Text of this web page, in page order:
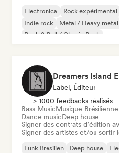
Electronica Rock expérimental
Indie rock
Metal / Heavy metal
Rock & Roll / Classic Rock
Dreamers Island
Label, Éditeur
> 1000 feedbacks réalisés
Bass MusicMusique Brésilienne
Dance musicDeep house
Signer des contrats d’édition
Signer des artistes et/ou sortir
Funk Brésilien Deep house